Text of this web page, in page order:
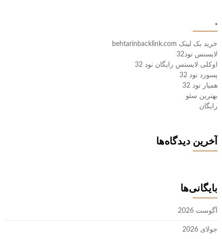
.
خرید بک لینک behtarinbacklink.com
لایسنس نود32
اوکلی لایسنس رایگان نود 32
پسورد نود 32
همیار نود 32
بهترین سئو
رایگان
آخرین دیدگاه‌ها
بایگانی‌ها
آگوست 2026
جولای 2026